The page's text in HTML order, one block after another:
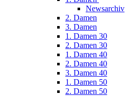
Newsarchiv
2. Damen
3. Damen
1. Damen 30
2. Damen 30
1. Damen 40
2. Damen 40
3. Damen 40
1. Damen 50
2. Damen 50